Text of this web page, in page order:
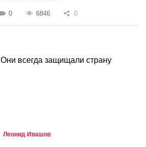
0 6846 0
Они всегда защищали страну
Леонид Ивашов